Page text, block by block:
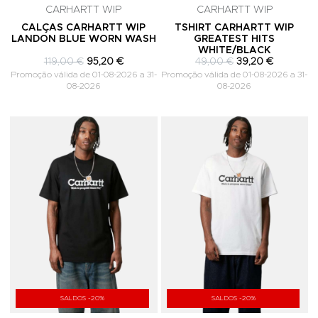
CARHARTT WIP
CALÇAS CARHARTT WIP
LANDON BLUE WORN WASH
119,00 € 95,20 €
Promoção válida de 01-08-2026 a 31-
08-2026
CARHARTT WIP
TSHIRT CARHARTT WIP
GREATEST HITS
WHITE/BLACK
49,00 € 39,20 €
Promoção válida de 01-08-2026 a 31-
08-2026
SALDOS -20%
Adicionar aos Favoritos
SALDOS -20%